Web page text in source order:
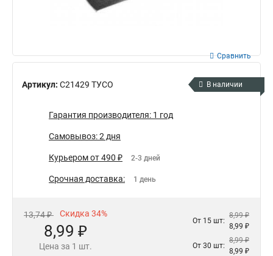
Артикул: С21429 ТУСО
Сравнить
В наличии
Гарантия производителя: 1 год
Самовывоз: 2 дня
Курьером от 490 ₽ 2-3 дней
Срочная доставка: 1 день
13,74 ₽ Скидка 34%
8,99 ₽
Цена за 1 шт.
От 15 шт:
8,99 ₽
8,99 ₽
От 30 шт:
8,99 ₽
8,99 ₽